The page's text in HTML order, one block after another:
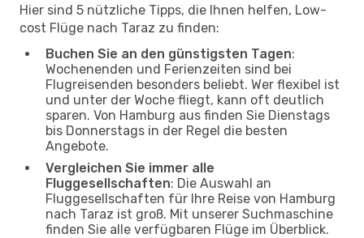
Hier sind 5 nützliche Tipps, die Ihnen helfen, Low-
cost Flüge nach Taraz zu finden:
Buchen Sie an den günstigsten Tagen:
Wochenenden und Ferienzeiten sind bei
Flugreisenden besonders beliebt. Wer flexibel ist
und unter der Woche fliegt, kann oft deutlich
sparen. Von Hamburg aus finden Sie Dienstags
bis Donnerstags in der Regel die besten
Angebote.
Vergleichen Sie immer alle
Fluggesellschaften: Die Auswahl an
Fluggesellschaften für Ihre Reise von Hamburg
nach Taraz ist groß. Mit unserer Suchmaschine
finden Sie alle verfügbaren Flüge im Überblick.